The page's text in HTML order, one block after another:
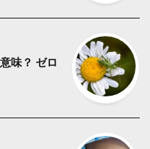
味？ ゼロ